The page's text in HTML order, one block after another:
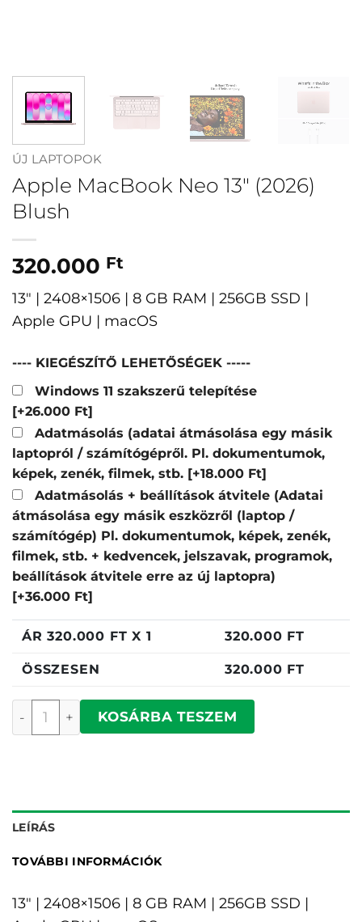
ÚJ LAPTOPOK
Apple MacBook Neo 13″ (2026)
Blush
320.000 Ft
13″ | 2408×1506 | 8 GB RAM | 256GB SSD |
Apple GPU | macOS
---- KIEGÉSZÍTŐ LEHETŐSÉGEK -----
Windows 11 szakszerű telepítése
[+26.000 Ft]
Adatmásolás (adatai átmásolása egy másik
laptopról / számítógépről. Pl. dokumentumok,
képek, zenék, filmek, stb. [+18.000 Ft]
Adatmásolás + beállítások átvitele (Adatai
átmásolása egy másik eszközről (laptop /
számítógép) Pl. dokumentumok, képek, zenék,
filmek, stb. + kedvencek, jelszavak, programok,
beállítások átvitele erre az új laptopra)
[+36.000 Ft]
ÁR320.000 FT X 1 320.000 FT
ÖSSZESEN 320.000 FT
Apple MacBook Neo 13" (2026) Blush mennyiség
KOSÁRBA TESZEM
LEÍRÁS
TOVÁBBI INFORMÁCIÓK
13" | 2408×1506 | 8 GB RAM | 256GB SSD |